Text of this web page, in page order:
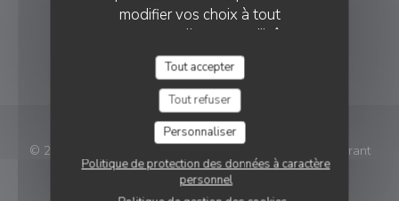
modifier vos choix à tout
moment en cliquant sur l'icône
représentant un cookie en bas
à gauche des pages du site.
Tout accepter
Tout refuser
Personnaliser
Politique de protection des données à caractère
personnel
Facebook ((ouvre une nouvelle
Instagram ((ouvre une
NEWSLETTER
© 2026 The dubliners — Création de site internet restaurant
avecZenchef((ouvre une nouvelle